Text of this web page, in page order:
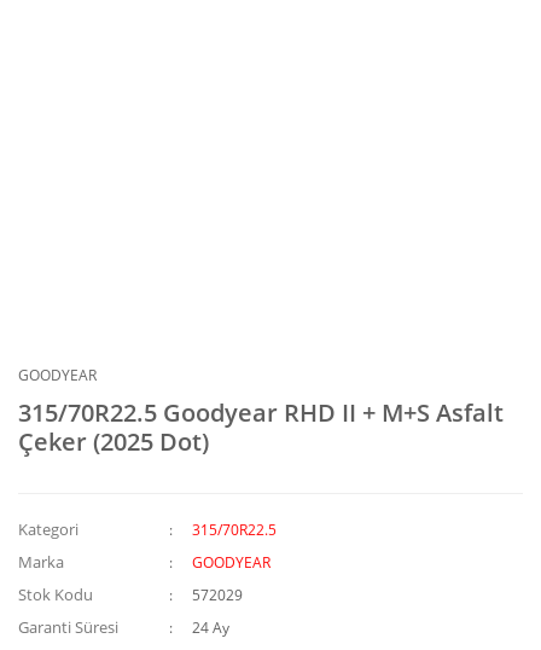
GOODYEAR
315/70R22.5 Goodyear RHD II + M+S Asfalt
Çeker (2025 Dot)
Kategori 315/70R22.5
Marka GOODYEAR
Stok Kodu 572029
Garanti Süresi 24 Ay